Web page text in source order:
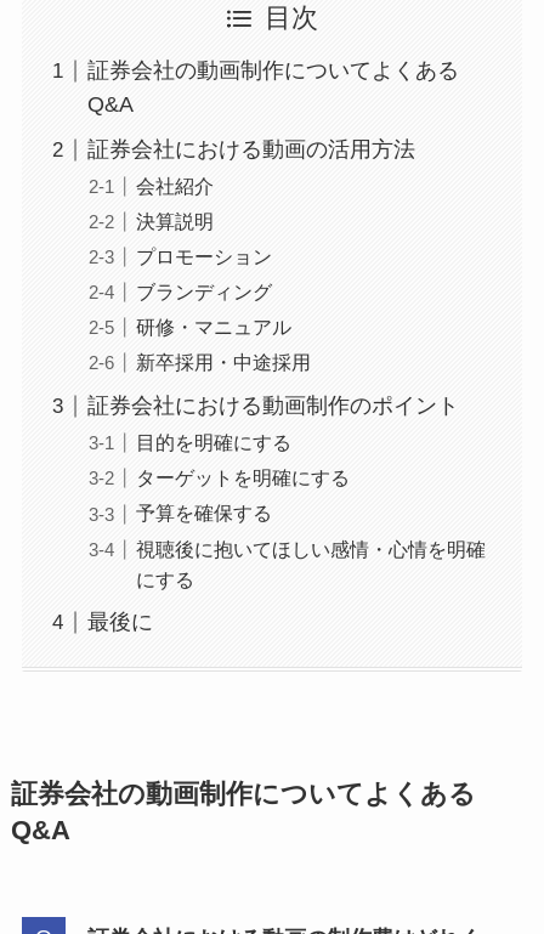
目次
証券会社の動画制作についてよくある
Q&A
証券会社における動画の活用方法
会社紹介
決算説明
プロモーション
ブランディング
研修・マニュアル
新卒採用・中途採用
証券会社における動画制作のポイント
目的を明確にする
ターゲットを明確にする
予算を確保する
視聴後に抱いてほしい感情・心情を明確
にする
最後に
証券会社の動画制作についてよくある
Q&A